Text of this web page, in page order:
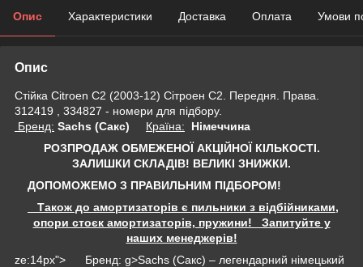
Опис Характеристики Доставка Оплата Умови
Опис
Стійка Сitroen C2 (2003-12) Сітроен С2. Передня. Права.
312419 , 334827 - номери для підбору.
Бренд: Sachs (Сакс) Країна: Німеччина
РОЗПРОДАЖ ОБМЕЖЕНОЇ АКЦІЙНОЇ КІЛЬКОСТІ.
ЗАЛИШКИ СКЛАДІВ! ВЕЛИКІ ЗНИЖКИ.
ДОПОМОЖЕМО З ПРАВИЛЬНИМ ПІДБОРОМ!
Також до амортизаторів є пильники з відбійниками,
опори стоєк амортизаторів, пружини! Запитуйте у
наших менеджерів!
ze:14px"> Бренд: g>Sachs (Сакс) – легендарний німецький